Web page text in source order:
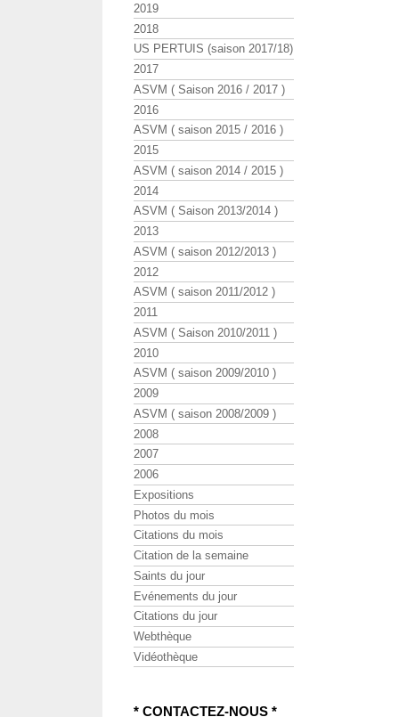
2019
2018
US PERTUIS (saison 2017/18)
2017
ASVM ( Saison 2016 / 2017 )
2016
ASVM ( saison 2015 / 2016 )
2015
ASVM ( saison 2014 / 2015 )
2014
ASVM ( Saison 2013/2014 )
2013
ASVM ( saison 2012/2013 )
2012
ASVM ( saison 2011/2012 )
2011
ASVM ( Saison 2010/2011 )
2010
ASVM ( saison 2009/2010 )
2009
ASVM ( saison 2008/2009 )
2008
2007
2006
Expositions
Photos du mois
Citations du mois
Citation de la semaine
Saints du jour
Evénements du jour
Citations du jour
Webthèque
Vidéothèque
* CONTACTEZ-NOUS *